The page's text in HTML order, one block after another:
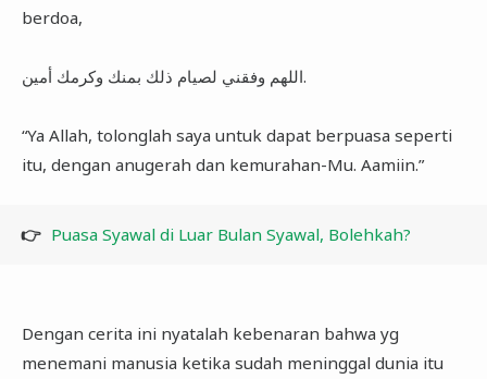
berdoa,
اللهم وفقني لصيام ذلك بمنك وكرمك أمين.
“Ya Allah, tolonglah saya untuk dapat berpuasa seperti
itu, dengan anugerah dan kemurahan-Mu. Aamiin.”
👉 Puasa Syawal di Luar Bulan Syawal, Bolehkah?
Dengan cerita ini nyatalah kebenaran bahwa yg
menemani manusia ketika sudah meninggal dunia itu